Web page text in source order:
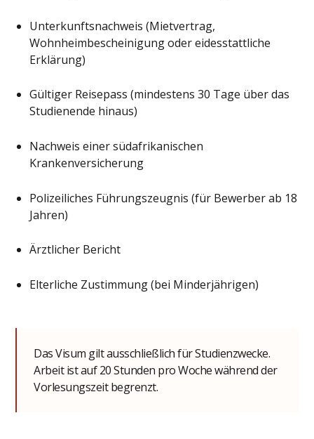
Unterkunftsnachweis (Mietvertrag,
Wohnheimbescheinigung oder eidesstattliche
Erklärung)
Gültiger Reisepass (mindestens 30 Tage über das
Studienende hinaus)
Nachweis einer südafrikanischen
Krankenversicherung
Polizeiliches Führungszeugnis (für Bewerber ab 18
Jahren)
Ärztlicher Bericht
Elterliche Zustimmung (bei Minderjährigen)
Das Visum gilt ausschließlich für Studienzwecke.
Arbeit ist auf 20 Stunden pro Woche während der
Vorlesungszeit begrenzt.